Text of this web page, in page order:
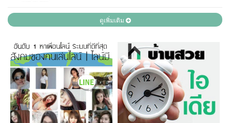
ดูเพิ่มเติม